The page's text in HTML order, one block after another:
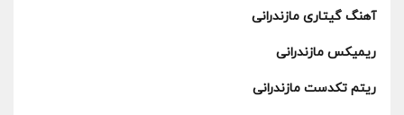
آهنگ گیتاری مازندرانی
ریمیکس مازندرانی
ریتم تکدست مازندرانی